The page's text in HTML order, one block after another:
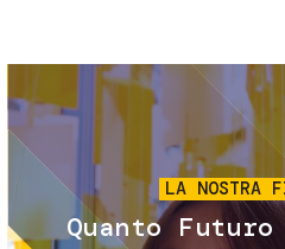
LA NOSTRA
Quanto